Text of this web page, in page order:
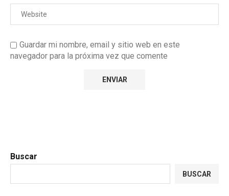
Guardar mi nombre, email y sitio web en este
navegador para la próxima vez que comente
Buscar
BUSCAR